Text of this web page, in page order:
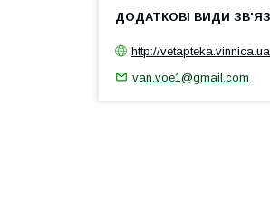
http://vetapteka.vinnica.ua
van.voe1@gmail.com